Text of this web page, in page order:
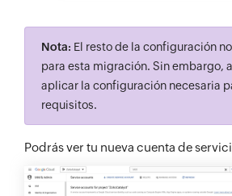
Nota: El resto de la configuración
para esta migración. Sin embargo,
aplicar la configuración necesaria
requisitos.
Podrás ver tu nueva cuenta de